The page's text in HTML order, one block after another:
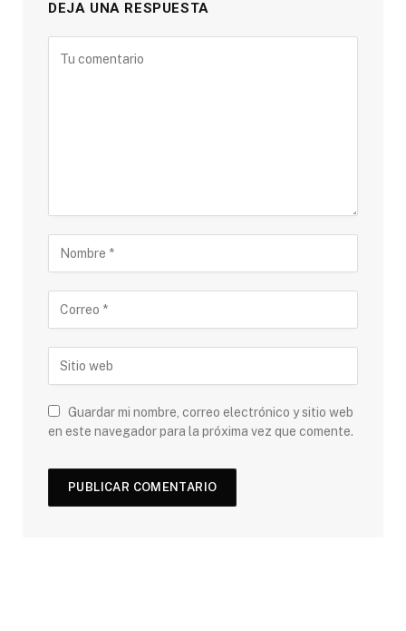
DEJA UNA RESPUESTA
Guardar mi nombre, correo electrónico y sitio web
en este navegador para la próxima vez que comente.